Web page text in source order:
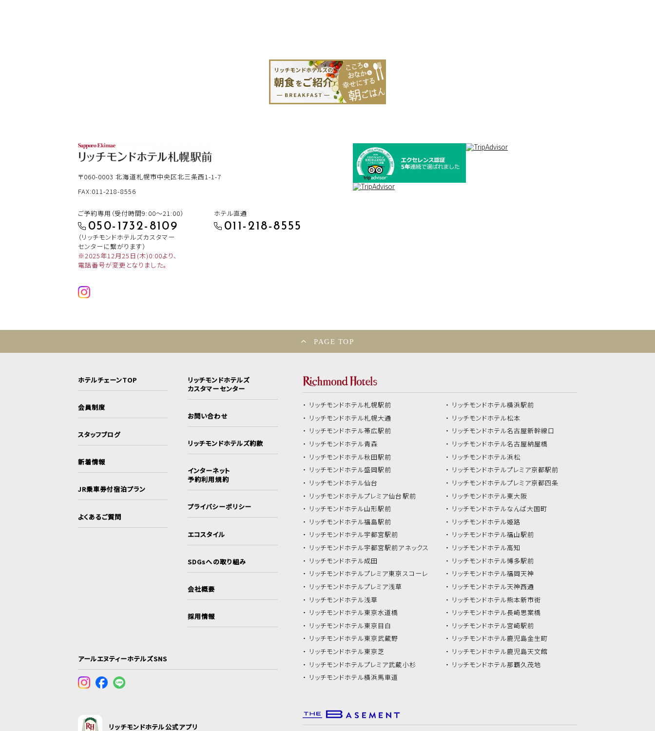
〒060-0003北海道札幌市中央区北三条西1-1-7
FAX:011-218-8556
ご予約専用（受付時間9:00～21:00）
050-1732-8109
（リッチモンドホテルズカスタマー
センターに繋がります）
※2025年12月25日(木)0:00より、
電話番号が変更となりました。
ホテル直通
011-218-8555
PAGE TOP
ホテルチェーンTOP
会員制度
スタッフブログ
新着情報
JR乗車券付宿泊プラン
よくあるご質問
リッチモンドホテルズ
カスタマーセンター
お問い合わせ
リッチモンドホテルズ約款
インターネット
予約利用規約
プライバシーポリシー
エコスタイル
SDGsへの取り組み
会社概要
採用情報
アールエヌティーホテルズSNS
リッチモンドホテル公式アプリ
リッチモンドホテル札幌駅前
リッチモンドホテル札幌大通
リッチモンドホテル帯広駅前
リッチモンドホテル青森
リッチモンドホテル秋田駅前
リッチモンドホテル盛岡駅前
リッチモンドホテル仙台
リッチモンドホテルプレミア仙台駅前
リッチモンドホテル山形駅前
リッチモンドホテル福島駅前
リッチモンドホテル宇都宮駅前
リッチモンドホテル宇都宮駅前アネックス
リッチモンドホテル成田
リッチモンドホテルプレミア東京スコーレ
リッチモンドホテルプレミア浅草
リッチモンドホテル浅草
リッチモンドホテル東京水道橋
リッチモンドホテル東京目白
リッチモンドホテル東京武蔵野
リッチモンドホテル東京芝
リッチモンドホテルプレミア武蔵小杉
リッチモンドホテル横浜馬車道
リッチモンドホテル横浜駅前
リッチモンドホテル松本
リッチモンドホテル名古屋新幹線口
リッチモンドホテル名古屋納屋橋
リッチモンドホテル浜松
リッチモンドホテルプレミア京都駅前
リッチモンドホテルプレミア京都四条
リッチモンドホテル東大阪
リッチモンドホテルなんば大国町
リッチモンドホテル姫路
リッチモンドホテル福山駅前
リッチモンドホテル高知
リッチモンドホテル博多駅前
リッチモンドホテル福岡天神
リッチモンドホテル天神西通
リッチモンドホテル熊本新市街
リッチモンドホテル長崎思案橋
リッチモンドホテル宮崎駅前
リッチモンドホテル鹿児島金生町
リッチモンドホテル鹿児島天文館
リッチモンドホテル那覇久茂地